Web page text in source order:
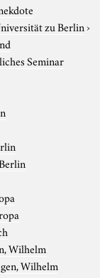
zu Berlin›
Seminar
Wilhelm
Wilhelm